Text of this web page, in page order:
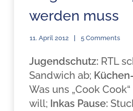
werden muss
11. April 2012 5 Comments
Jugendschutz: RTL
Sandwich ab;
Was uns „Cook
will; Inkas Pause: